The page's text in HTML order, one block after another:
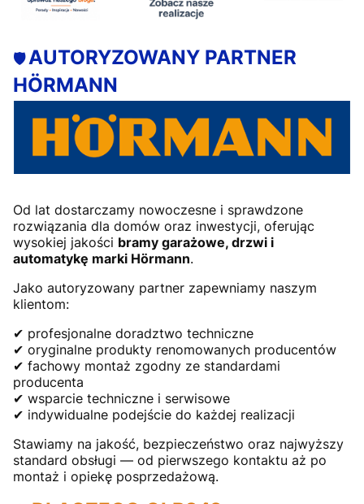
🛡️AUTORYZOWANY PARTNER
HÖRMANN
Od lat dostarczamy nowoczesne i sprawdzone
rozwiązania dla domów oraz inwestycji, oferując
wysokiej jakości bramy garażowe, drzwi i
automatykę marki Hörmann.
Jako autoryzowany partner zapewniamy naszym
klientom:
✔ profesjonalne doradztwo techniczne
✔ oryginalne produkty renomowanych producentów
✔ fachowy montaż zgodny ze standardami
producenta
✔ wsparcie techniczne i serwisowe
✔ indywidualne podejście do każdej realizacji
Stawiamy na jakość, bezpieczeństwo oraz najwyższy
standard obsługi — od pierwszego kontaktu aż po
montaż i opiekę posprzedażową.